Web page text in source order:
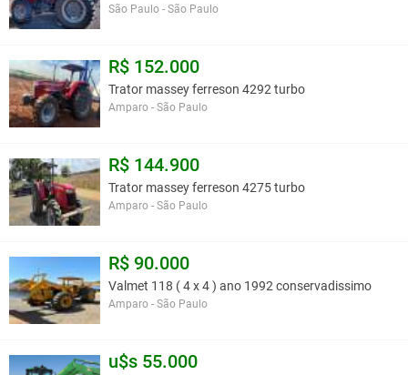
São Paulo - São Paulo
R$ 152.000
Trator massey ferreson 4292 turbo
Amparo - São Paulo
R$ 144.900
Trator massey ferreson 4275 turbo
Amparo - São Paulo
R$ 90.000
Valmet 118 ( 4 x 4 ) ano 1992 conservadissimo
Amparo - São Paulo
u$s 55.000